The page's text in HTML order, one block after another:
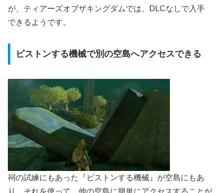
が、ティアーズオブザキングダムでは、DLCなしで入手
できるようです。
ピストンする機械で別の空島へアクセスできる
祠の試練にもあった『ピストンする機械』が空島にもあ